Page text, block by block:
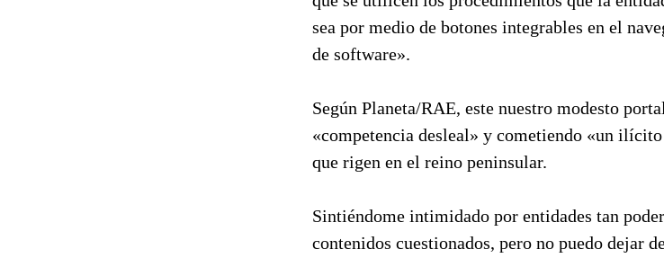
sea por medio de botones integrables en el
de software».
Según Planeta/RAE, este nuestro modesto
«competencia desleal» y cometiendo «un
que rigen en el reino peninsular.
Sintiéndome intimidado por entidades tan
contenidos cuestionados, pero no puedo dejar